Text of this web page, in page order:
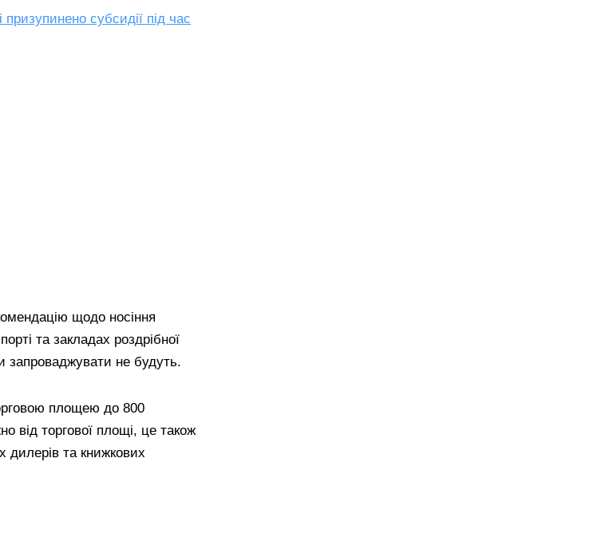
призупинено субсидії під час
щодо носіння
та закладах роздрібної
запроваджувати не будуть.
площею до 800
від торгової площі, це також
дилерів та книжкових